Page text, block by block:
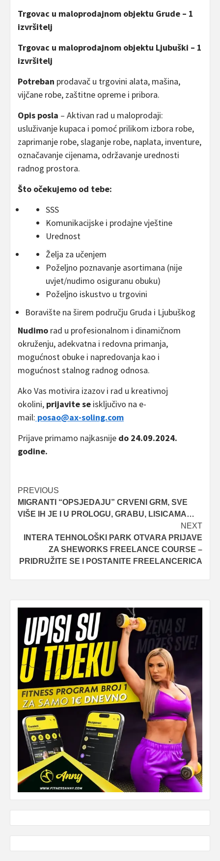
Trgovac u maloprodajnom objektu Grude – 1
izvršitelj
Trgovac u maloprodajnom objektu Ljubuški – 1
izvršitelj
Potreban prodavač u trgovini alata, mašina,
vijčane robe, zaštitne opreme i pribora.
Opis posla – Aktivan rad u maloprodaji:
usluživanje kupaca i pomoć prilikom izbora robe,
zaprimanje robe, slaganje robe, naplata, inventure,
označavanje cijenama, održavanje urednosti
radnog prostora.
Što očekujemo od tebe:
SSS
Komunikacijske i prodajne vještine
Urednost
Želja za učenjem
Poželjno poznavanje asortimana (nije
uvjet/nudimo osiguranu obuku)
Poželjno iskustvo u trgovini
Boravište na širem području Gruda i Ljubuškog
Nudimo rad u profesionalnom i dinamičnom
okruženju, adekvatna i redovna primanja,
mogućnost obuke i napredovanja kao i
mogućnost stalnog radnog odnosa.
Ako Vas motivira izazov i rad u kreativnoj
okolini, prijavite se isključivo na e-
mail: posao@ax-soling.com
Prijave primamo najkasnije do 24.09.2024.
godine.
Post
navigation
PREVIOUS
MIGRANTI “OPSJEDAJU” CRVENI GRM, SVE
VIŠE IH JE I U PROLOGU, GRABU, LISICAMA…
NEXT
INTERA TEHNOLOŠKI PARK OTVARA PRIJAVE
ZA SHEWORKS FREELANCE COURSE –
PRIDRUŽITE SE I POSTANITE FREELANCERICA